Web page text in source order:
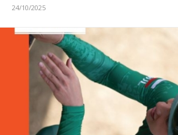
24/10/2025